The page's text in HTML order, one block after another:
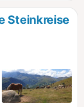
Steinkreise